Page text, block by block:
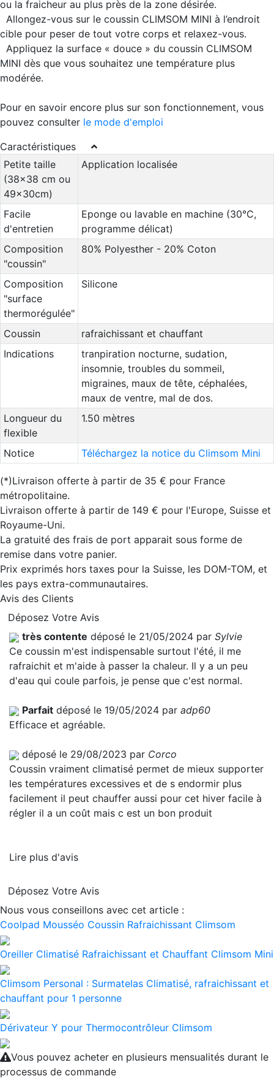
ou la fraicheur au plus près de la zone désirée.
Allongez-vous sur le coussin CLIMSOM MINI à l’endroit
cible pour peser de tout votre corps et relaxez-vous.
Appliquez la surface « douce » du coussin CLIMSOM
MINI dès que vous souhaitez une température plus
modérée.
Pour en savoir encore plus sur son fonctionnement, vous
pouvez consulter le mode d'emploi
Caractéristiques
Petite taille
(38x38 cm ou
49x30cm)
Application localisée
Facile
d'entretien
Eponge ou lavable en machine (30°C,
programme délicat)
Composition
"coussin"
80% Polyesther - 20% Coton
Composition
"surface
thermorégulée"
Silicone
Coussin
rafraichissant et chauffant
Indications
tranpiration nocturne, sudation,
insomnie, troubles du sommeil,
migraines, maux de tête, céphalées,
maux de ventre, mal de dos.
Longueur du
flexible
1.50 mètres
Notice Téléchargez la notice du Climsom Mini
(*)Livraison offerte à partir de 35 € pour France
métropolitaine.
Livraison offerte à partir de 149 € pour l'Europe, Suisse et
Royaume-Uni.
La gratuité des frais de port apparait sous forme de
remise dans votre panier.
Prix exprimés hors taxes pour la Suisse, les DOM-TOM, et
les pays extra-communautaires.
Avis des Clients
Déposez Votre Avis
très contente déposé le 21/05/2024 par Sylvie
Ce coussin m'est indispensable surtout l'été, il me
rafraichit et m'aide à passer la chaleur. Il y a un peu
d'eau qui coule parfois, je pense que c'est normal.
Parfait déposé le 19/05/2024 par adp60
Efficace et agréable.
déposé le 29/08/2023 par Corco
Coussin vraiment climatisé permet de mieux supporter
les températures excessives et de s endormir plus
facilement il peut chauffer aussi pour cet hiver facile à
régler il a un coût mais c est un bon produit
Lire plus d'avis
Déposez Votre Avis
Nous vous conseillons avec cet article :
Coolpad Mousséo Coussin Rafraichissant Climsom
Oreiller Climatisé Rafraichissant et Chauffant Climsom Mini
Climsom Personal : Surmatelas Climatisé, rafraichissant et
chauffant pour 1 personne
Dérivateur Y pour Thermocontrôleur Climsom
Vous pouvez acheter en plusieurs mensualités durant le
processus de commande